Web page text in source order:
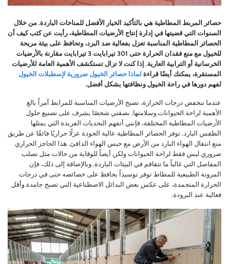
حصائر المربط المطاطية هي بالتأكيد الخيار الأفضل للمناخات الباردة. من خلال
السنوات التي قضيتها في إدارة إنتاج الأرضيات المطاطية، رأيت عن كثب كيف أن
الحصائر المطاطية المناسبة تعزل بفعالية ضد البرد، وتحافظ على بيئة مريحة
للخيول مع منع فقدان الحرارة حتى 301 تيرابايت 3 تيرابايت مقارنة بالأرضيات
الخرسانية أو الترابية العارية. إذا كنت لا تزال تستكشف الأهمية العامة للأرضيات
المستقرة، يمكنك أيضًا قراءة لماذا حصائر الخيول ضرورية لإسطبلات الخيول
لفهم دورها في راحة الخيول ونظافتها بشكل أفضل.
عندما تنخفض درجات الحرارة، تصبح الأرضيات المناسبة للمرابط أمراً بالغ
الأهمية لراحة الحيوانات وسلامتها. بصفتي شخصًا يشرف على تصنيع حلول
الأرضيات المطاطية المختلفة، فإنني أتفهم التحديات الفريدة التي يمثلها
الطقس البارد. توفر الحصائر المطاطية عالية الجودة عزلًا حراريًا فائقًا عن طريق
منع انتقال الهواء البارد من الأرض مع حبس الهواء الدافئ. هذا الحاجز الحراري
ضروري ليس فقط لراحة الحيوانات ولكن أيضاً للوقاية من حالات مثل تصلب
المفاصل التي غالباً ما تتفاقم في البيئات الباردة. وبالإضافة إلى ذلك، فإن
المرونة الطبيعية للمطاط توفر توسيداً يحافظ على خصائصه حتى في درجات
الحرارة المتجمدة، على عكس بعض البدائل الاصطناعية التي تصبح جامدة وأقل
فعالية عند البرودة.